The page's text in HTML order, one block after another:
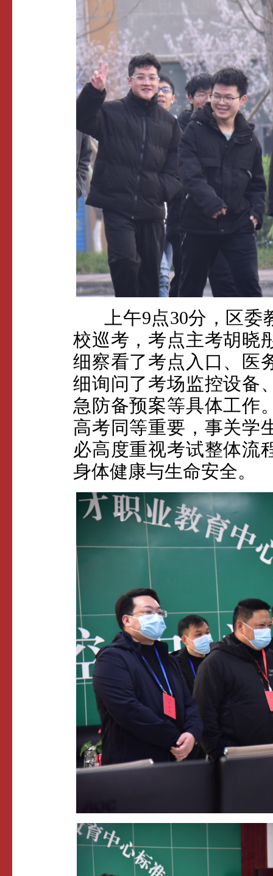
上午9点30分，区委
校巡考，考点主考胡晓
细察看了考点入口、医
细询问了考场监控设备
急防备预案等具体工作
高考同等重要，事关学
必高度重视考试整体流
身体健康与生命安全。